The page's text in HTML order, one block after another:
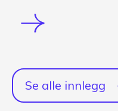
Se alle innlegg